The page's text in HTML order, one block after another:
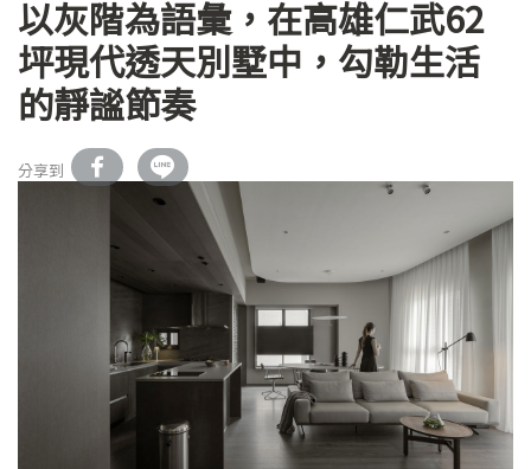
以灰階為語彙，在高雄仁武62
坪現代透天別墅中，勾勒生活
的靜謐節奏
分享到